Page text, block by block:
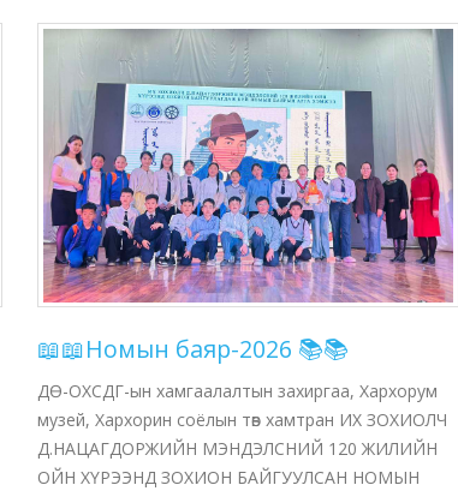
📖📖Номын баяр-2026 📚📚
ДӨ-ОХСДГ-ын хамгаалалтын захиргаа, Хархорум
музей, Хархорин соёлын төв хамтран ИХ ЗОХИОЛЧ
Д.НАЦАГДОРЖИЙН МЭНДЭЛСНИЙ 120 ЖИЛИЙН
ОЙН ХҮРЭЭНД ЗОХИОН БАЙГУУЛСАН НОМЫН